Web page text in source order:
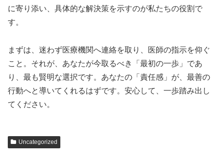
に寄り添い、具体的な解決策を示すのが私たちの役割で
す。
まずは、迷わず医療機関へ連絡を取り、医師の指示を仰ぐ
こと。それが、あなたが今取るべき「最初の一歩」であ
り、最も賢明な選択です。あなたの「責任感」が、最善の
行動へと導いてくれるはずです。安心して、一歩踏み出し
てください。
Uncategorized